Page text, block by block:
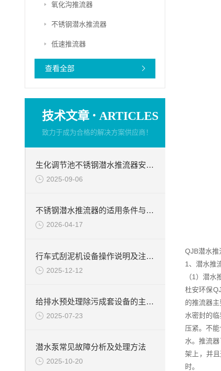
氧化沟推流器
不锈钢潜水推流器
低速推流器
查看全部
技术文章 · ARTICLES
致力于成为合格的解决方案供应商！
生化调节池不锈钢潜水推流器安装步骤说明
2025-09-06
不锈钢潜水推流器的适用条件与应用前景
2026-04-17
行车式刮泥机设备操作说明及注意事项
2025-12-12
给排水预处理除污成套设备的主要产品--回转式机械格栅
2025-07-23
潜水泵常见故障分析及处理方法
2025-10-20
QJB潜水
1、潜水推
（1）潜水
杜安环保
的推流器
水密封的
压紧。不
水。推流
架上，并
时。